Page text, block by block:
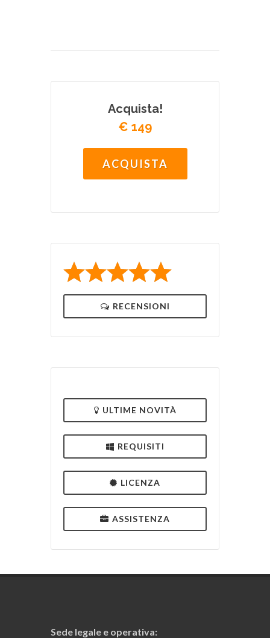
Acquista!
€ 149
ACQUISTA
RECENSIONI
ULTIME NOVITÀ
REQUISITI
LICENZA
ASSISTENZA
Sede legale e operativa: